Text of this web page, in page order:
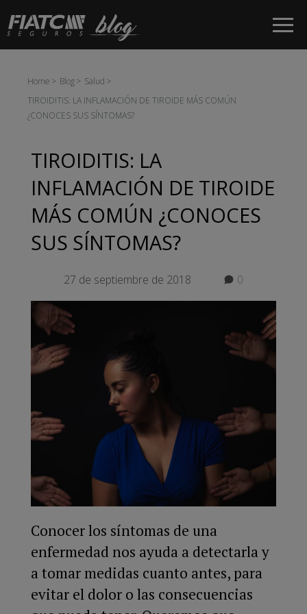
Saltar al contenido principal
Home Blog
Salud
TIROIDITIS: LA INFLAMACIÓN DE TIROIDE MÁS COMÚN
¿CONOCES SUS SÍNTOMAS?
TIROIDITIS: LA
INFLAMACIÓN DE TIROIDE
MÁS COMÚN ¿CONOCES
SUS SÍNTOMAS?
27 de septiembre de 2018 0
Conocer los síntomas de una
enfermedad nos ayuda a detectarla y
a tomar medidas cuanto antes, para
evitar el dolor o las consecuencias